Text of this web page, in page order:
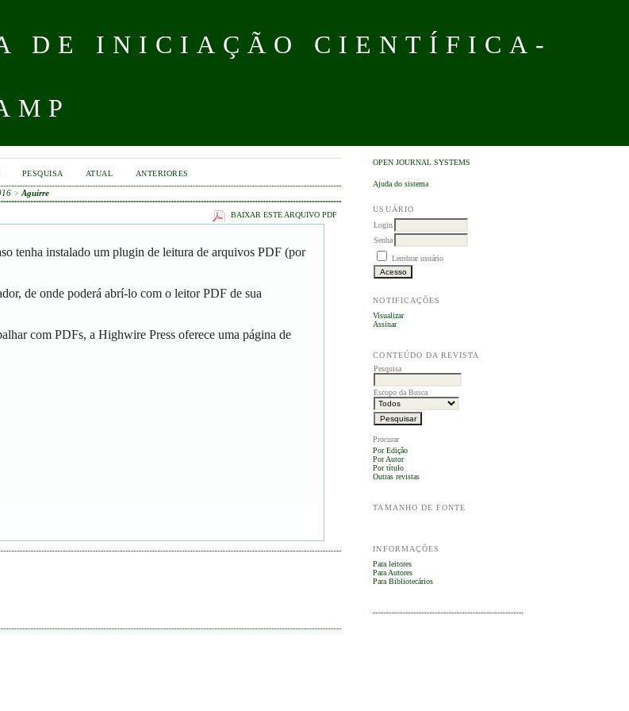
DE INICIAÇÃO CIENTÍFICA-
OPEN JOURNAL SYSTEMS
Ajuda do sistema
USUÁRIO
Login
Senha
Lembrar usuário
NOTIFICAÇÕES
Visualizar
Assinar
CONTEÚDO DA REVISTA
Pesquisa
Escopo da Busca
Procurar
Por Edição
Por Autor
Por título
Outras revistas
TAMANHO DE FONTE
INFORMAÇÕES
Para leitores
Para Autores
Para Bibliotecários
PESQUISA ATUAL ANTERIORES
> Aguirre
BAIXAR ESTE ARQUIVO PDF
tenha instalado um plugin de leitura de arquivos PDF (por
de onde poderá abrí-lo com o leitor PDF de sua
com PDFs, a Highwire Press oferece uma página de